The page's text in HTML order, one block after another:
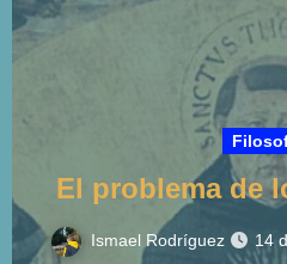
El problema de
Ismael Rodríguez
14